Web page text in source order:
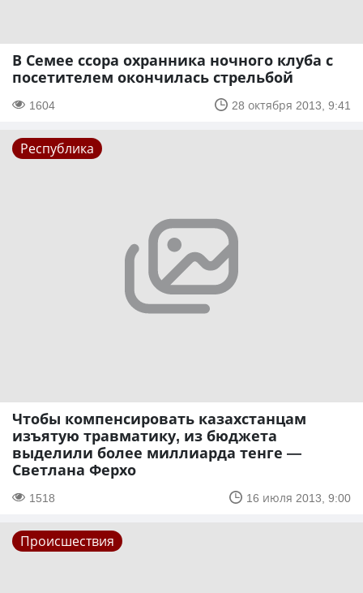
В Семее ссора охранника ночного клуба с
посетителем окончилась стрельбой
1604 28 октября 2013, 9:41
Республика
Чтобы компенсировать казахстанцам
изъятую травматику, из бюджета
выделили более миллиарда тенге —
Светлана Ферхо
1518 16 июля 2013, 9:00
Происшествия